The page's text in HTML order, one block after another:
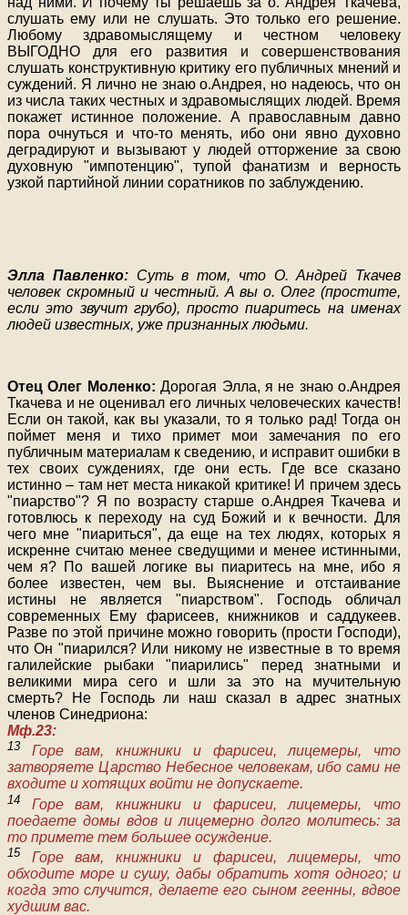
слушать ему или не слушать. Это только его решение.
Любому здравомыслящему и честном человеку
ВЫГОДНО для его развития и совершенствования
слушать конструктивную критику его публичных мнений и
суждений. Я лично не знаю о.Андрея, но надеюсь, что он
из числа таких честных и здравомыслящих людей. Время
покажет истинное положение. А православным давно
пора очнуться и что-то менять, ибо они явно духовно
деградируют и вызывают у людей отторжение за свою
духовную "импотенцию", тупой фанатизм и верность
узкой партийной линии соратников по заблуждению.
Элла Павленко:Суть в том, что О. Андрей Ткачев
человек скромный и честный. А вы о. Олег (простите,
если это звучит грубо), просто пиаритесь на именах
людей известных, уже признанных людьми.
Отец Олег Моленко: Дорогая Элла, я не знаю о.Андрея
Ткачева и не оценивал его личных человеческих качеств!
Если он такой, как вы указали, то я только рад! Тогда он
поймет меня и тихо примет мои замечания по его
публичным материалам к сведению, и исправит ошибки в
тех своих суждениях, где они есть. Где все сказано
истинно – там нет места никакой критике! И причем здесь
"пиарство"? Я по возрасту старше о.Андрея Ткачева и
готовлюсь к переходу на суд Божий и к вечности. Для
чего мне "пиариться", да еще на тех людях, которых я
искренне считаю менее сведущими и менее истинными,
чем я? По вашей логике вы пиаритесь на мне, ибо я
более известен, чем вы. Выяснение и отстаивание
истины не является "пиарством". Господь обличал
современных Ему фарисеев, книжников и саддукеев.
Разве по этой причине можно говорить (прости Господи),
что Он "пиарился? Или никому не известные в то время
галилейские рыбаки "пиарились" перед знатными и
великими мира сего и шли за это на мучительную
смерть? Не Господь ли наш сказал в адрес знатных
членов Синедриона:
Мф.23:
13 Горе вам, книжники и фарисеи, лицемеры, что
затворяете Царство Небесное человекам, ибо сами не
входите и хотящих войти не допускаете.
14 Горе вам, книжники и фарисеи, лицемеры, что
поедаете домы вдов и лицемерно долго молитесь: за
то примете тем большее осуждение.
15 Горе вам, книжники и фарисеи, лицемеры, что
обходите море и сушу, дабы обратить хотя одного; и
когда это случится, делаете его сыном геенны, вдвое
худшим вас.